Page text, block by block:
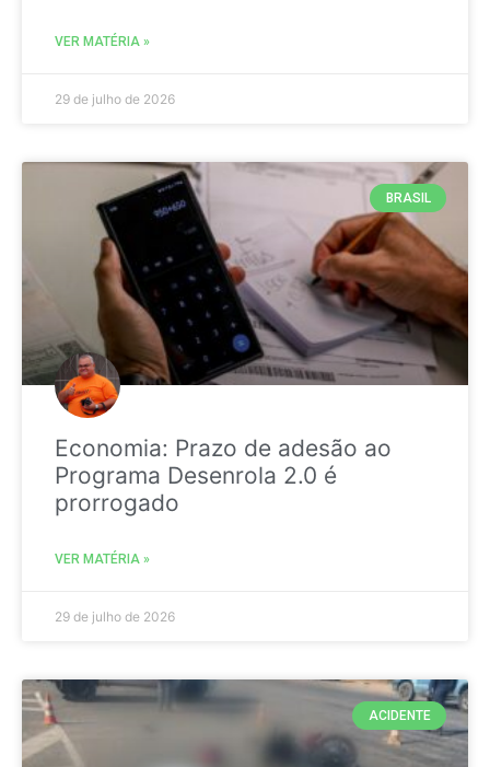
VER MATÉRIA »
29 de julho de 2026
BRASIL
Economia: Prazo de adesão ao
Programa Desenrola 2.0 é
prorrogado
VER MATÉRIA »
29 de julho de 2026
ACIDENTE